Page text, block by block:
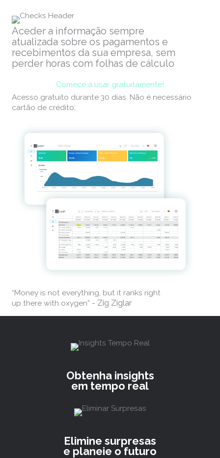
Aceder a informação sempre
atualizada sobre os pagamentos e
recebimentos da sua empresa, sem
perder horas com folhas de cálculo
Comece a usar gratuitamente!
Acesso gratuito durante 30 dias. Não é necessário
cartão de crédito.
“Money is not everything, but it ranks right
up there with oxygen” - Zig Ziglar
Obtenha insights
em tempo real
Elimine surpresas
e planeie o futuro